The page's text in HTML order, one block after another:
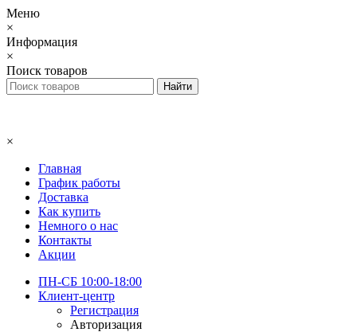
Меню
×
Информация
×
Поиск товаров
×
Главная
График работы
Доставка
Как купить
Немного о нас
Контакты
Акции
ПН-СБ 10:00-18:00
Клиент-центр
Регистрация
Авторизация